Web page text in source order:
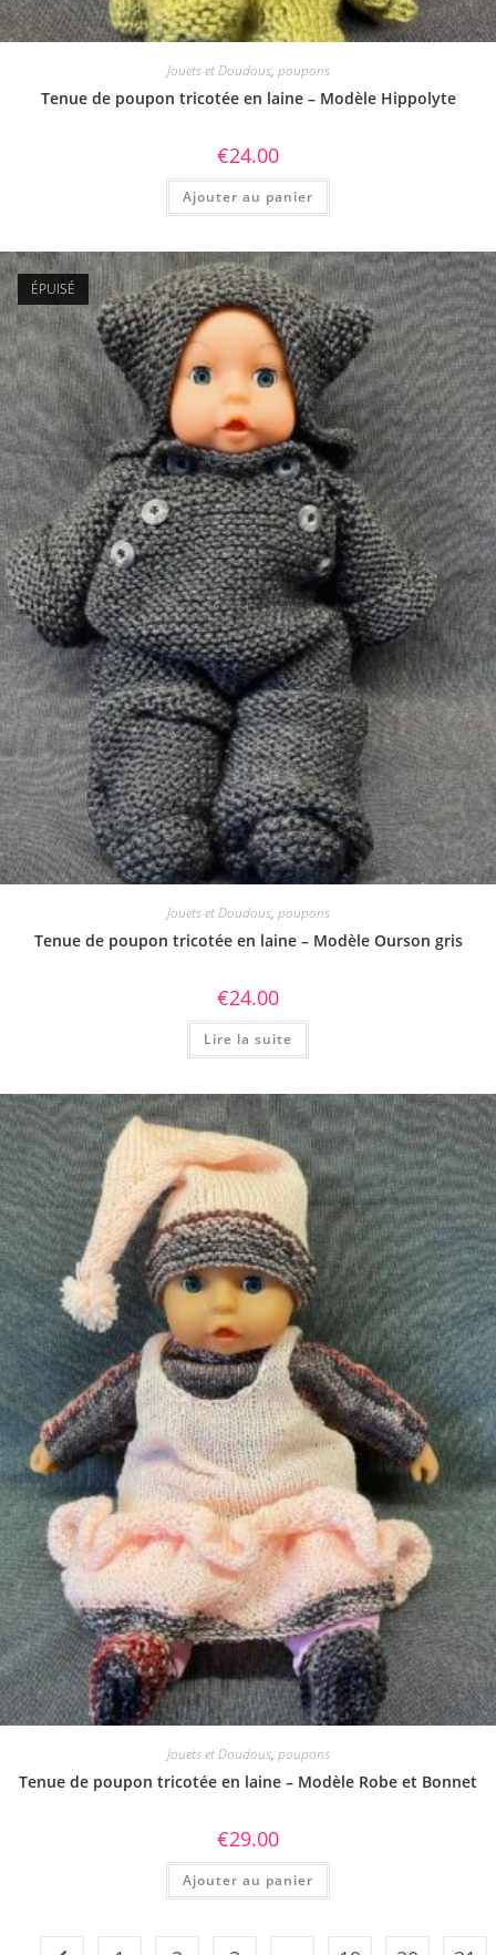
Jouets et Doudous, poupons
Tenue de poupon tricotée en laine – Modèle Hippolyte
€24.00
Ajouter au panier
ÉPUISÉ
Jouets et Doudous, poupons
Tenue de poupon tricotée en laine – Modèle Ourson gris
€24.00
Lire la suite
Jouets et Doudous, poupons
Tenue de poupon tricotée en laine – Modèle Robe et Bonnet
€29.00
Ajouter au panier